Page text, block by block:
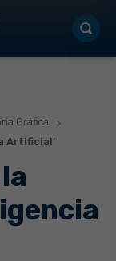
Gráfica
Artificial’